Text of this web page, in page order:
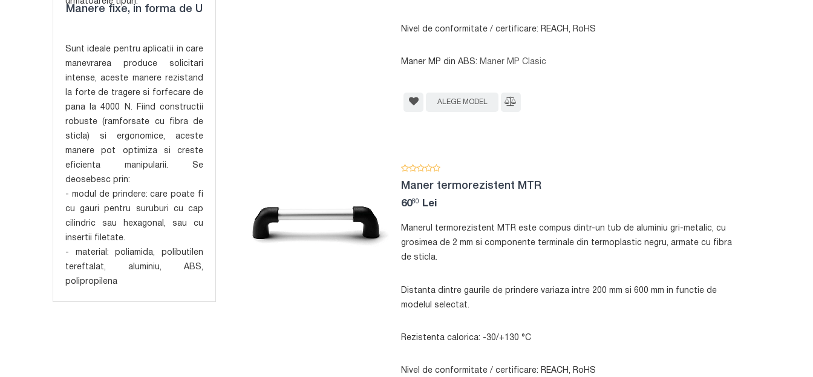
Manere fixe, in forma de U
Sunt ideale pentru aplicatii in care
manevrarea produce solicitari
intense, aceste manere rezistand
la forte de tragere si forfecare de
pana la 4000 N. Fiind constructii
robuste (ramforsate cu fibra de
sticla) si ergonomice, aceste
manere pot optimiza si creste
eficienta manipularii. Se
deosebesc prin:
- modul de prindere: care poate fi
cu gauri pentru suruburi cu cap
cilindric sau hexagonal, sau cu
insertii filetate.
- material: poliamida, polibutilen
tereftalat, aluminiu, ABS,
polipropilena
Nivel de conformitate / certificare: REACH, RoHS
Maner MP din ABS: Maner MP Clasic
ALEGE MODEL
Maner termorezistent MTR
6080 Lei
Manerul termorezistent MTR este compus dintr-un tub de aluminiu gri-metalic, cu
grosimea de 2 mm si componente terminale din termoplastic negru, armate cu fibra
de sticla.
Distanta dintre gaurile de prindere variaza intre 200 mm si 600 mm in functie de
modelul selectat.
Rezistenta calorica: -30/+130 °C
Nivel de conformitate / certificare: REACH, RoHS